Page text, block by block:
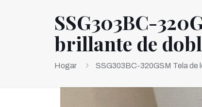
SSG303BC-
brillante de
Hogar SSG303BC-320GSM Tela de